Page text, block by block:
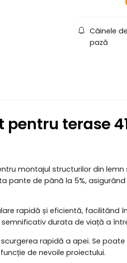
Câinele de
pază
terase
montajul structurilor din
pante de până la 5%,
rapidă și eficientă, facilitând
durata de viață a
rapidă a apei. Se poate
de nevoile proiectului.